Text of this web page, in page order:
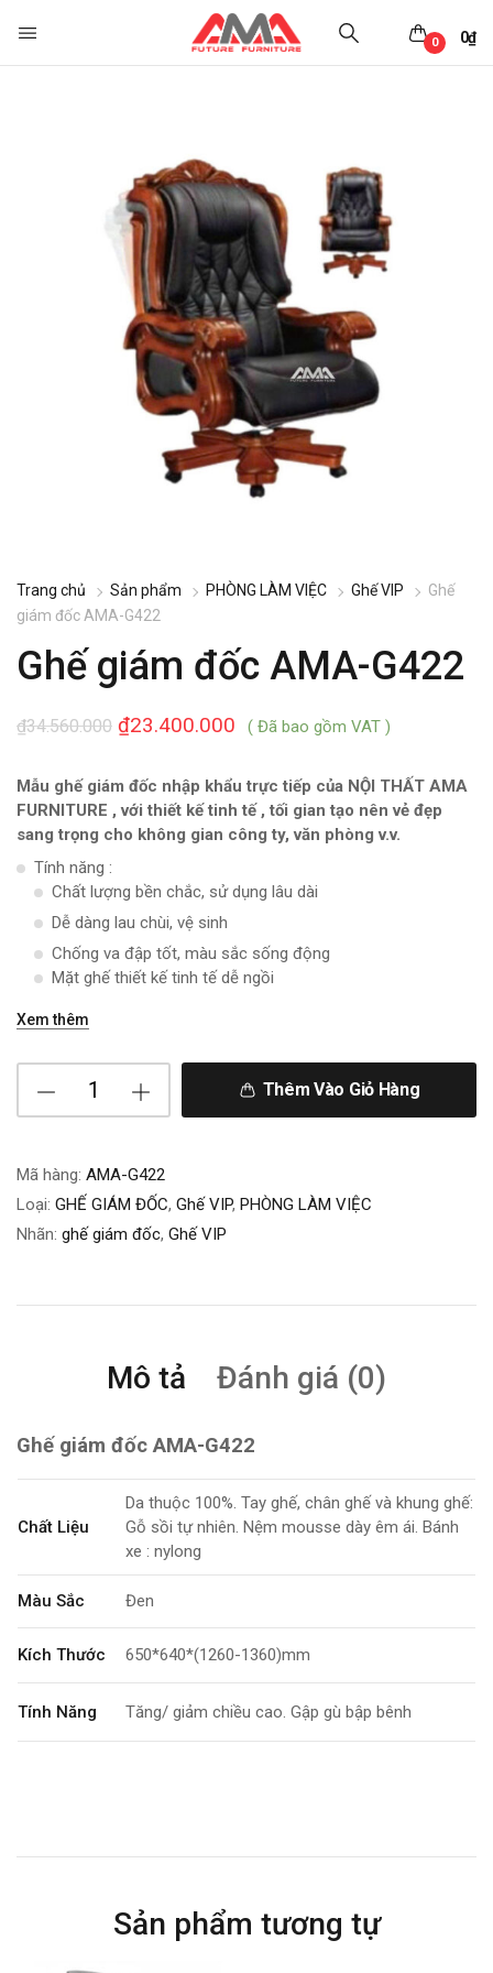
0₫
0
Trang chủ Sản phẩm PHÒNG LÀM VIỆC Ghế VIP
Ghế
giám đốc AMA-G422
Ghế giám đốc AMA-G422
34.560.000
₫ 23.400.000
₫ ( Đã bao gồm VAT )
Mẫu ghế giám đốc nhập khẩu trực tiếp của NỘI THẤT AMA
FURNITURE , với thiết kế tinh tế , tối gian tạo nên vẻ đẹp
sang trọng cho không gian công ty, văn phòng v.v.
Tính năng :
Chất lượng bền chắc, sử dụng lâu dài
Dễ dàng lau chùi, vệ sinh
Chống va đập tốt, màu sắc sống động
Mặt ghế thiết kế tinh tế dễ ngồi
Xem thêm
Thêm Vào Giỏ Hàng
Mã hàng: AMA-G422
Loại: GHẾ GIÁM ĐỐC, Ghế VIP, PHÒNG LÀM VIỆC
Nhãn: ghế giám đốc, Ghế VIP
Mô tả Đánh giá (0)
Ghế giám đốc AMA-G422
Chất Liệu
Da thuộc 100%. Tay ghế, chân ghế và khung ghế:
Gỗ sồi tự nhiên. Nệm mousse dày êm ái. Bánh
xe : nylong
Màu Sắc Đen
Kích Thước 650*640*(1260-1360)mm
Tính Năng Tăng/ giảm chiều cao. Gập gù bập bênh
Sản phẩm tương tự